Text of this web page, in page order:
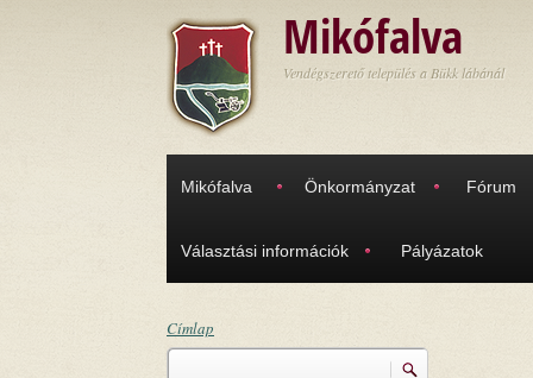
Mikófalva
Vendégszerető település a Bükk lábánál
Mikófalva Önkormányzat Fórum
Választási információk Pályázatok
Címlap
Keresés